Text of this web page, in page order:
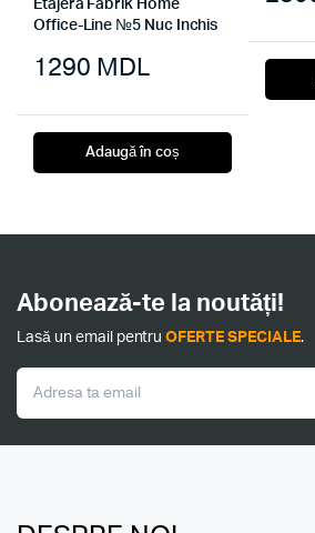
Etajera Fabrik Home
Office-Line №5 Nuc Inchis
1290 MDL
Adaugă în coș
Abonează-te la noutăți!
Lasă un email pentruOFERTE SPECIALE.